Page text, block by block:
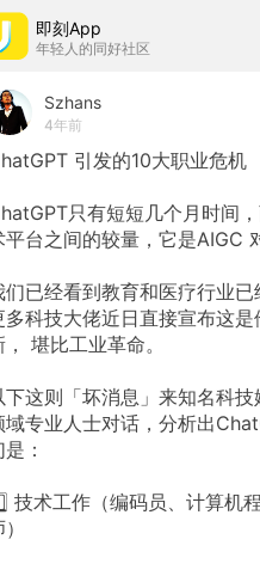
即刻App
年轻人的同好社区
Szhans
4年前
引发的10大职业危机
只有短短几个月时间
平台之间的较量，它是AIGC
们已经看到教育和医疗行业
多科技大佬近日直接宣布这
， 堪比工业革命。
下这则「坏消息」来知名科
域专业人士对话，分析出
：
技术工作（编码员、计算机